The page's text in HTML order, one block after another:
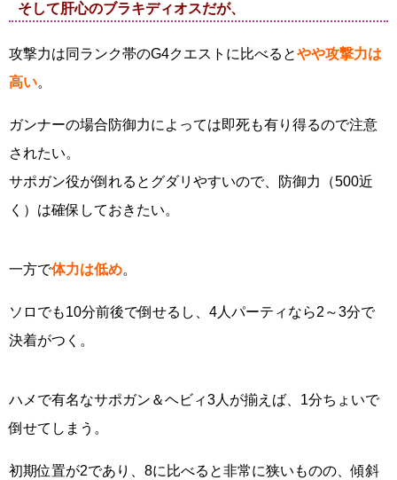
そして肝心のブラキディオスだが、
攻撃力は同ランク帯のG4クエストに比べるとやや攻撃力は
高い。
ガンナーの場合防御力によっては即死も有り得るので注意
されたい。
サポガン役が倒れるとグダリやすいので、防御力（500近
く）は確保しておきたい。
一方で体力は低め。
ソロでも10分前後で倒せるし、4人パーティなら2～3分で
決着がつく。
ハメで有名なサポガン＆ヘビィ3人が揃えば、1分ちょいで
倒せてしまう。
初期位置が2であり、8に比べると非常に狭いものの、傾斜